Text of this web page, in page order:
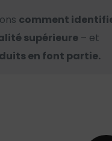
comment
supérieure – et
en font partie.